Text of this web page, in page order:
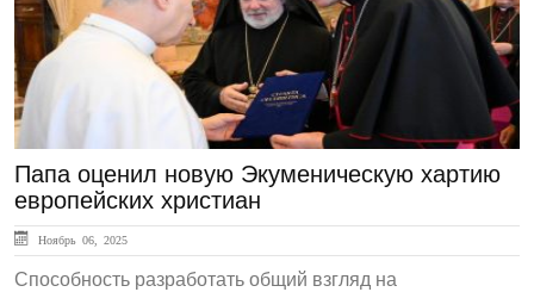
Папа оценил новую Экуменическую хартию
европейских христиан
Ноябрь 06, 2025
Способность разработать общий взгляд на